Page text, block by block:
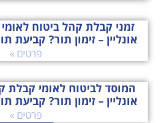
זמני קבלת קהל ביטוח
אונליין – זימון תור? קביעת
פרטים »
המוסד לביטוח לאומי קבלת
אונליין – זימון תור? קביעת
פרטים »